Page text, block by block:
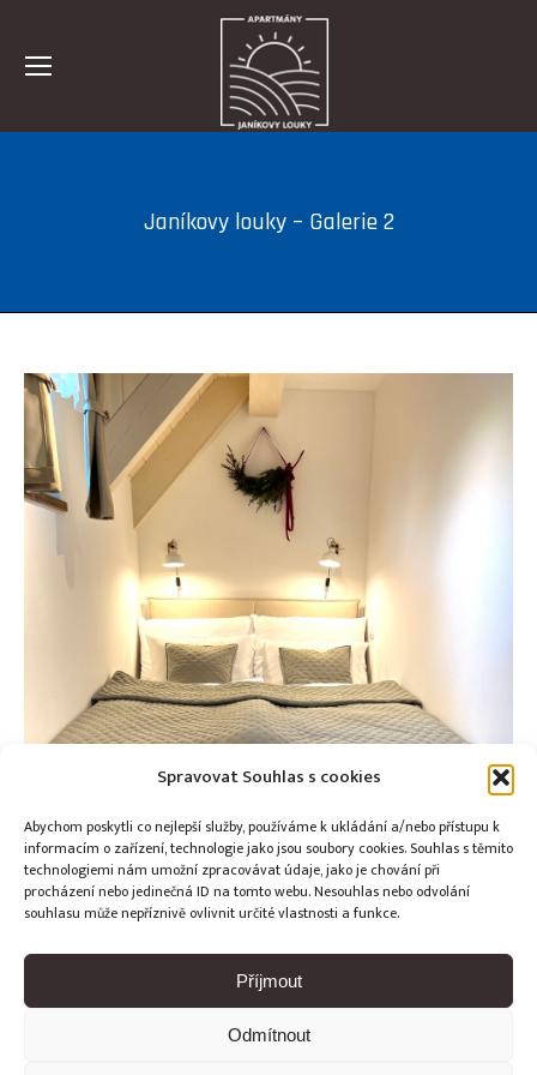
Spravovat Souhlas s cookies
Abychom poskytli co nejlepší služby, používáme k ukládání a/nebo přístupu k
informacím o zařízení, technologie jako jsou soubory cookies. Souhlas s těmito
technologiemi nám umožní zpracovávat údaje, jako je chování při
procházení nebo jedinečná ID na tomto webu. Nesouhlas nebo odvolání
souhlasu může nepříznivě ovlivnit určité vlastnosti a funkce.
Příjmout
Odmítnout
Janíkovy louky – Galerie 2